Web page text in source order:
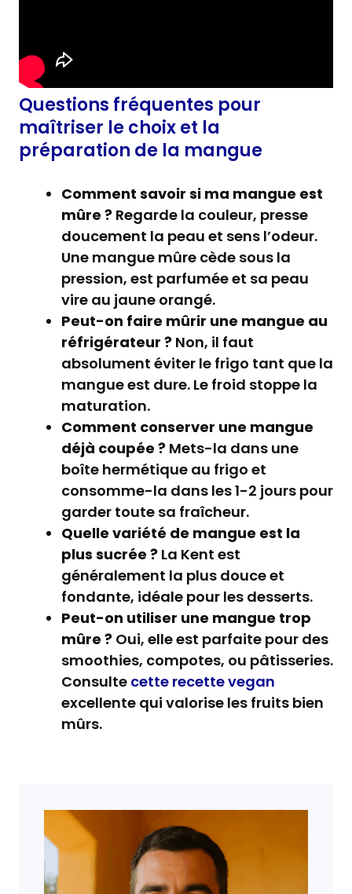
Questions fréquentes pour
maîtriser le choix et la
préparation de la mangue
Comment savoir si ma mangue est
mûre ? Regarde la couleur, presse
doucement la peau et sens l’odeur.
Une mangue mûre cède sous la
pression, est parfumée et sa peau
vire au jaune orangé.
Peut-on faire mûrir une mangue au
réfrigérateur ? Non, il faut
absolument éviter le frigo tant que la
mangue est dure. Le froid stoppe la
maturation.
Comment conserver une mangue
déjà coupée ? Mets-la dans une
boîte hermétique au frigo et
consomme-la dans les 1-2 jours pour
garder toute sa fraîcheur.
Quelle variété de mangue est la
plus sucrée ? La Kent est
généralement la plus douce et
fondante, idéale pour les desserts.
Peut-on utiliser une mangue trop
mûre ? Oui, elle est parfaite pour des
smoothies, compotes, ou pâtisseries.
Consulte cette recette vegan
excellente qui valorise les fruits bien
mûrs.